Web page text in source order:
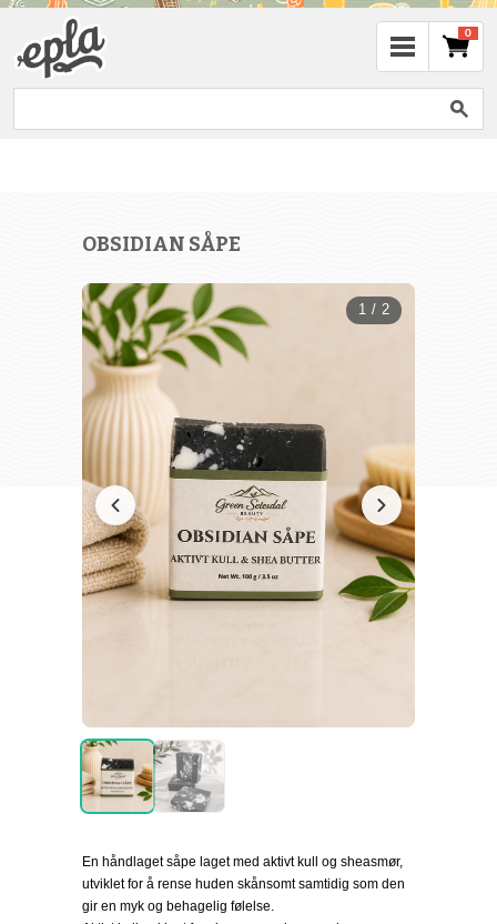
0
OBSIDIAN SÅPE
1 / 2
En håndlaget såpe laget med aktivt kull og sheasmør,
utviklet for å rense huden skånsomt samtidig som den
gir en myk og behagelig følelse.